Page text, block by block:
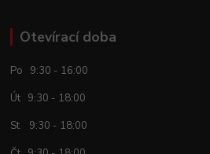
Otevírací doba
Po 9:30 - 16:00
Út 9:30 - 18:00
St 9:30 - 18:00